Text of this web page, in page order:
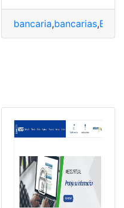
bancaria,bancarias,